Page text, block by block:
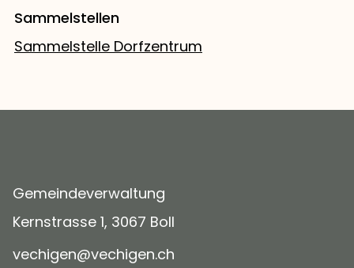
Sammelstellen
Sammelstelle Dorfzentrum
Gemeindeverwaltung
Kernstrasse 1, 3067 Boll
v ch g n v ch g n ch